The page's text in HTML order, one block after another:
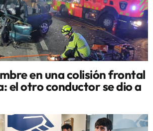
en una colisión frontal
el otro conductor se dio a